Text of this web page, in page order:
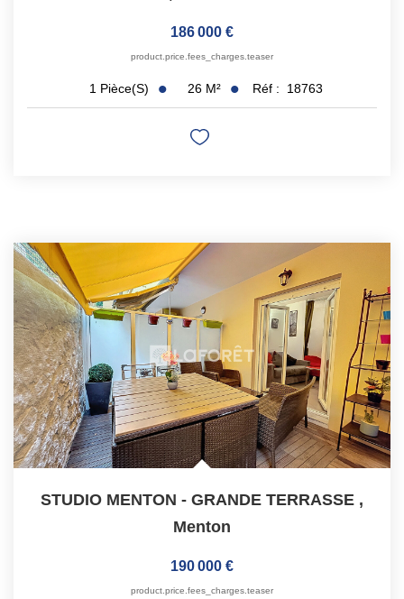
186 000 €
product.price.fees_charges.teaser
1 Pièce(s) 26 M² Réf : 18763
STUDIO MENTON - GRANDE TERRASSE ,
Menton
190 000 €
product.price.fees_charges.teaser